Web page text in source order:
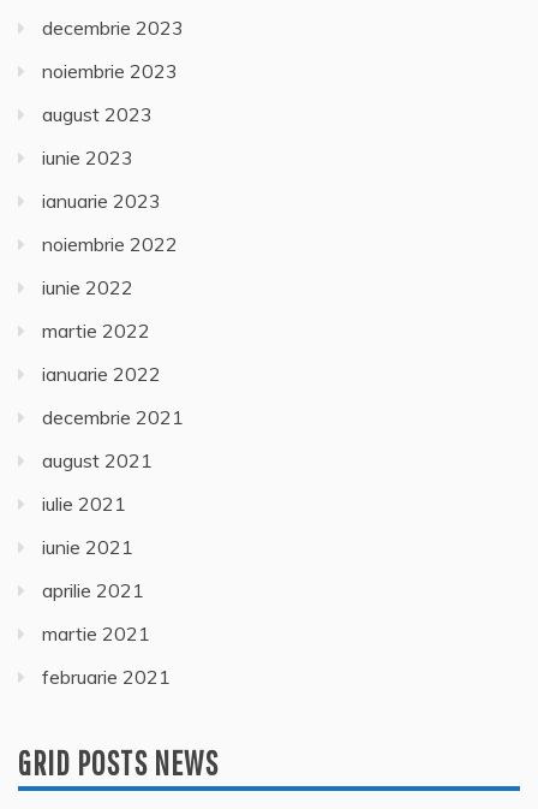
decembrie 2023
noiembrie 2023
august 2023
iunie 2023
ianuarie 2023
noiembrie 2022
iunie 2022
martie 2022
ianuarie 2022
decembrie 2021
august 2021
iulie 2021
iunie 2021
aprilie 2021
martie 2021
februarie 2021
GRID POSTS NEWS